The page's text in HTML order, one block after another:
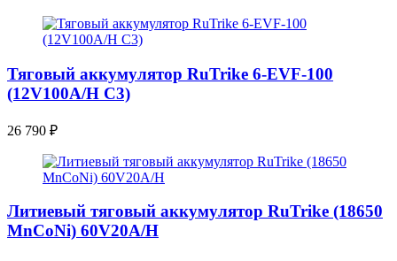
Тяговый аккумулятор RuTrike 6-EVF-100
(12V100A/H C3)
26 790 ₽
Литиевый тяговый аккумулятор RuTrike (18650
MnCoNi) 60V20A/H